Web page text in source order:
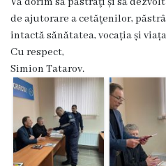
primarului
Plăți
salariale
încasate
Întreprinderi
subordonate
de ajutorare a cetăţenilor,
intactă sănătatea, vocația și
Cu respect,
Simion Tatarov.